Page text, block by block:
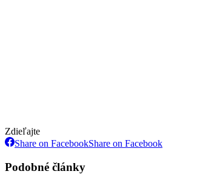
Zdieľajte
Share on FacebookShare on Facebook
Podobné články